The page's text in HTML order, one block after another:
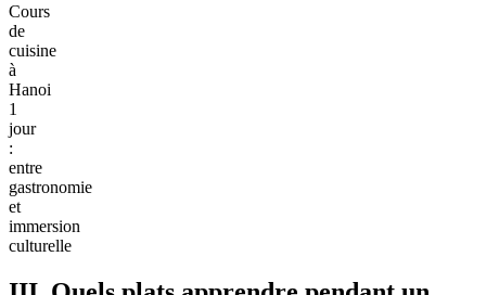
Cours
de
cuisine
à
Hanoi
1
jour
:
entre
gastronomie
et
immersion
culturelle